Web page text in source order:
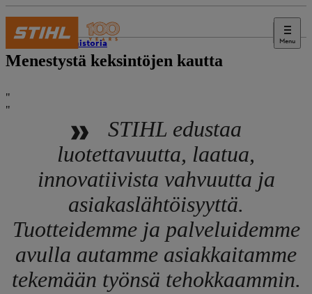
Menu
STIHL-historia
Menestystä keksintöjen kautta
STIHL edustaa
luotettavuutta, laatua,
innovatiivista vahvuutta ja
asiakaslähtöisyyttä.
Tuotteidemme ja palveluidemme
avulla autamme asiakkaitamme
tekemään työnsä tehokkaammin.